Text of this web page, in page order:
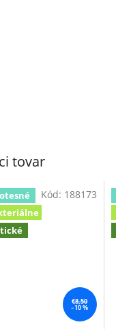
tovar
€8,50
–10 %
Kód: 188173